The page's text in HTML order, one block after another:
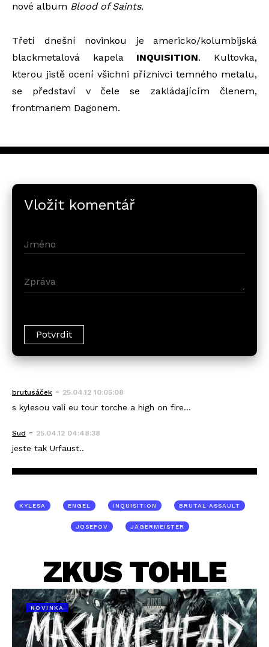
nové album Blood of Saints.
Třetí dnešní novinkou je americko/kolumbijská
blackmetalová kapela INQUISITION. Kultovka,
kterou jistě ocení všichni příznivci temného metalu,
se představí v čele se zakládajícím členem,
frontmanem Dagonem.
Vložit komentář
brutusáček - 25.04.12 10:05:08
s kylesou valí eu tour torche a high on fire...
Sud - 25.04.12 04:48:38
jeste tak Urfaust..
KYLESA ENGEL INQUISITION BRUTAL ASSAULT
JOSEFOV JÄGERMEISTER
ZKUS TOHLE
NOVINKA